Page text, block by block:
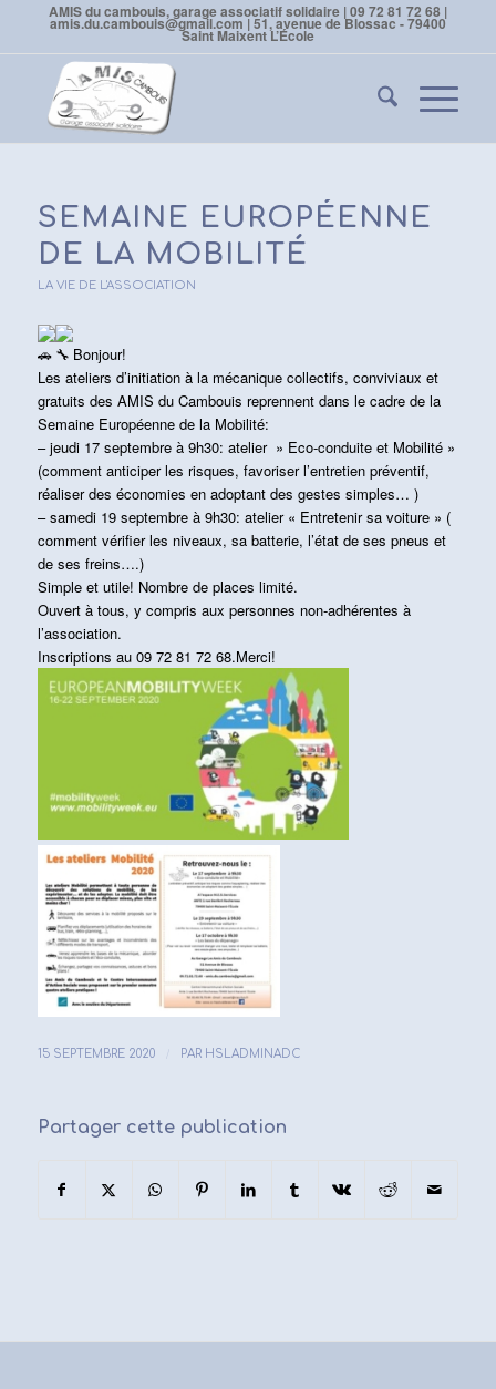
AMIS du cambouis, garage associatif solidaire | 09 72 81 72 68 |
amis.du.cambouis@gmail.com | 51, avenue de Blossac - 79400
Saint Maixent L’École
SEMAINE EUROPÉENNE
DE LA MOBILITÉ
LA VIE DE L'ASSOCIATION
Bonjour!
Les ateliers d’initiation à la mécanique collectifs, conviviaux et
gratuits des AMIS du Cambouis reprennent dans le cadre de la
Semaine Européenne de la Mobilité:
– jeudi 17 septembre à 9h30: atelier » Eco-conduite et Mobilité »
(comment anticiper les risques, favoriser l’entretien préventif,
réaliser des économies en adoptant des gestes simples… )
– samedi 19 septembre à 9h30: atelier « Entretenir sa voiture » (
comment vérifier les niveaux, sa batterie, l’état de ses pneus et
de ses freins….)
Simple et utile! Nombre de places limité.
Ouvert à tous, y compris aux personnes non-adhérentes à
l’association.
Inscriptions au 09 72 81 72 68.Merci!
15 SEPTEMBRE 2020 PAR HSLADMINADC
Partager cette publication